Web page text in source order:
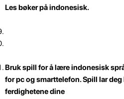
Les bøker på indonesisk.
Bruk spill for å lære indonesisk
for pc og smarttelefon. Spill lar
ferdighetene dine